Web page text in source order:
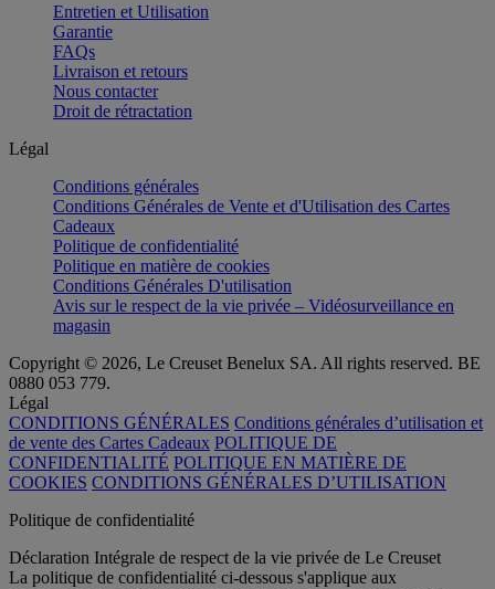
Entretien et Utilisation
Garantie
FAQs
Livraison et retours
Nous contacter
Droit de rétractation
Légal
Conditions générales
Conditions Générales de Vente et d'Utilisation des Cartes
Cadeaux
Politique de confidentialité
Politique en matière de cookies
Conditions Générales D'utilisation
Avis sur le respect de la vie privée – Vidéosurveillance en
magasin
Copyright © 2026, Le Creuset Benelux SA. All rights reserved. BE
0880 053 779.
Légal
CONDITIONS GÉNÉRALES Conditions générales d’utilisation et
de vente des Cartes Cadeaux POLITIQUE DE
CONFIDENTIALITÉ POLITIQUE EN MATIÈRE DE
COOKIES CONDITIONS GÉNÉRALES D’UTILISATION
Politique de confidentialité
Déclaration Intégrale de respect de la vie privée de Le Creuset
La politique de confidentialité ci-dessous s'applique aux